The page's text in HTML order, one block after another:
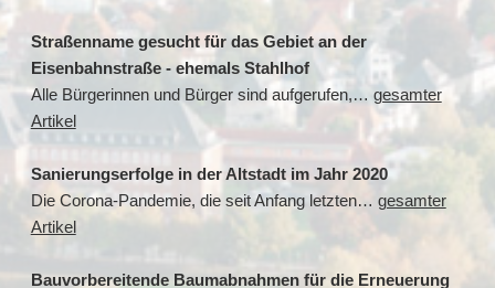
Straßenname gesucht für das Gebiet an der
Eisenbahnstraße - ehemals Stahlhof
Alle Bürgerinnen und Bürger sind aufgerufen,… gesamter
Artikel
Sanierungserfolge in der Altstadt im Jahr 2020
Die Corona-Pandemie, die seit Anfang letzten… gesamter
Artikel
Bauvorbereitende Baumabnahmen für die Erneuerung